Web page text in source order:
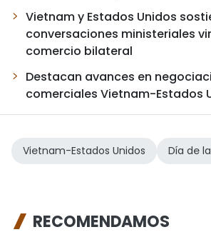
Vietnam y Estados Unidos
conversaciones ministeriales
comercio bilateral
Destacan avances en
comerciales Vietnam-Estados
Vietnam-Estados Unidos Día de
RECOMENDAMOS